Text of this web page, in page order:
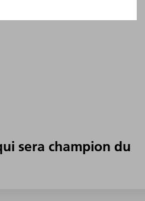
sera champion du